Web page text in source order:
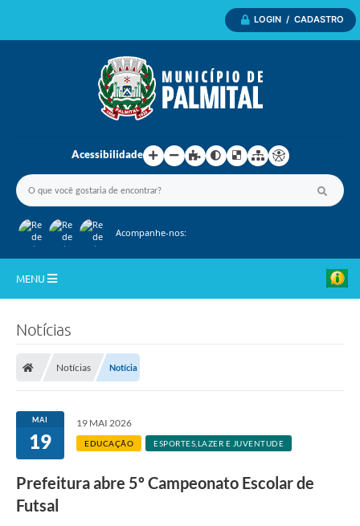
LOGIN / CADASTRO
Acessibilidade
Acompanhe-nos:
MENU
Departamentos
Câmara Municipal
Notícias
Notícias Notícia
MAI
19
19 MAI 2026
EDUCAÇÃO ESPORTES,LAZER E JUVENTUDE
Prefeitura abre 5º Campeonato Escolar de
Futsal